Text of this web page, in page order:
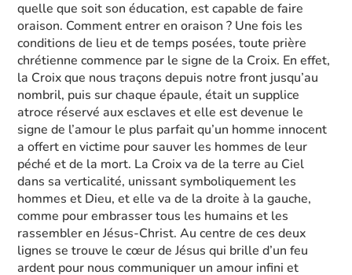
quelle que soit son éducation, est capable de faire
oraison. Comment entrer en oraison ? Une fois les
conditions de lieu et de temps posées, toute prière
chrétienne commence par le signe de la Croix. En effet,
la Croix que nous traçons depuis notre front jusqu’au
nombril, puis sur chaque épaule, était un supplice
atroce réservé aux esclaves et elle est devenue le
signe de l’amour le plus parfait qu’un homme innocent
a offert en victime pour sauver les hommes de leur
péché et de la mort. La Croix va de la terre au Ciel
dans sa verticalité, unissant symboliquement les
hommes et Dieu, et elle va de la droite à la gauche,
comme pour embrasser tous les humains et les
rassembler en Jésus-Christ. Au centre de ces deux
lignes se trouve le cœur de Jésus qui brille d’un feu
ardent pour nous communiquer un amour infini et